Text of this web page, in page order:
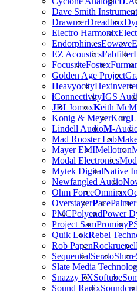
Dave Smith
DrawmerDreadbox
Electro Harmonix
Endorphin.esEowave
EZ AcousticsFabfilter
FocusriteFostex
Golden Age Project
Heavyocity
iConnectivityIGS
JBLJomoxKeith
Konig & MeyerKorgL
Lindell AudioM-
Mad Rooster Lab
Mayer EMIMellotron
Modal Electronics
Mytek DigitalNative
Newfangled Audio
Ohm ForceOmnirax
OverstayerPacePalmer
PMCPolyendPower
Project SamProminy
Quik LokRebel
Rob PapenRockruepel
SequentialSeratoShure
Slate Media
Snazzy FXSoftube
Sound Radix